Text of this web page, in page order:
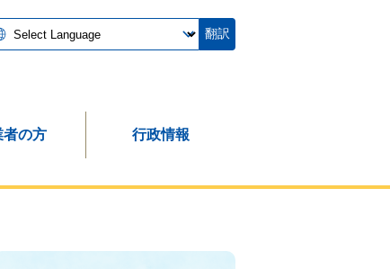
翻訳
者の方 行政情報